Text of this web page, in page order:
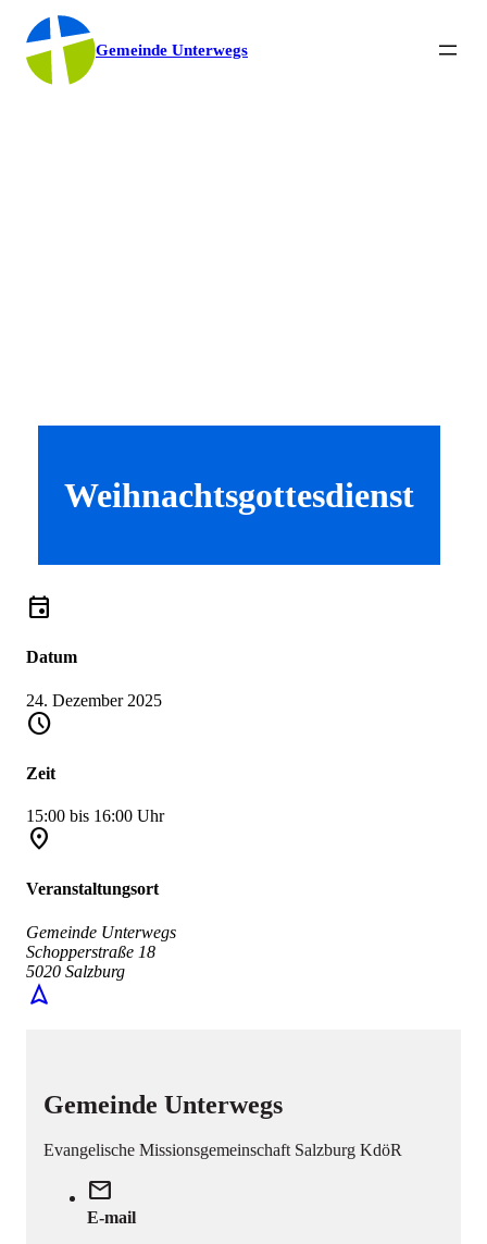
Gemeinde Unterwegs
Weihnachtsgottesdienst
event
Datum
24. Dezember 2025
schedule
Zeit
15:00 bis 16:00 Uhr
place
Veranstaltungsort
Gemeinde Unterwegs
Schopperstraße 18
5020 Salzburg
navigation
Gemeinde Unterwegs
Evangelische Missionsgemeinschaft Salzburg KdöR
mail
E-mail